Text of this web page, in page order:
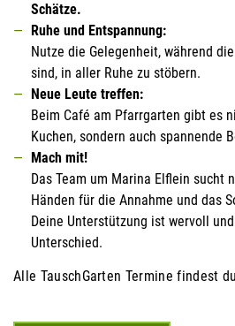
Schätze.
Ruhe und Entspannung:
Nutze die Gelegenheit, während
sind, in aller Ruhe zu stöbern.
Neue Leute treffen:
Beim Café am Pfarrgarten gibt es
Kuchen, sondern auch spannende
Mach mit!
Das Team um Marina Elflein sucht
Händen für die Annahme und das
Deine Unterstützung ist wervoll
Unterschied.
Alle TauschGarten Termine findest